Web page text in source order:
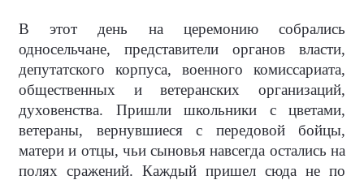
В этот день на церемонию собрались
односельчане, представители органов власти,
депутатского корпуса, военного комиссариата,
общественных и ветеранских организаций,
духовенства. Пришли школьники с цветами,
ветераны, вернувшиеся с передовой бойцы,
матери и отцы, чьи сыновья навсегда остались на
полях сражений. Каждый пришел сюда не по